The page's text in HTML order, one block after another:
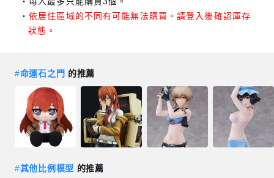
依居住區域的不同有可能無法購買。請登入後確認庫存
狀態。
#命運石之門 的推薦
#其他比例模型 的推薦